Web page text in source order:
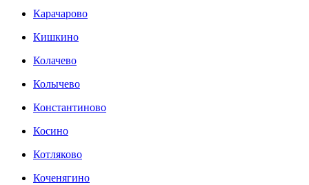
Карачарово
Кишкино
Колачево
Колычево
Константиново
Косино
Котляково
Коченягино